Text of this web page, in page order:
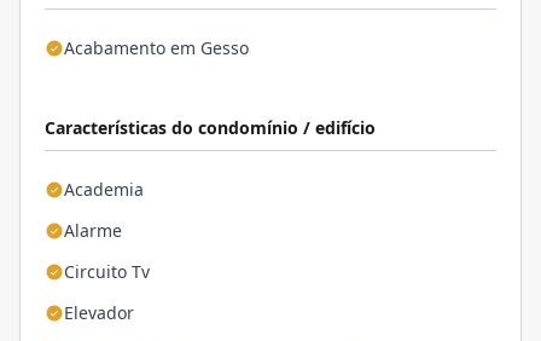
Acabamento em Gesso
Características do condomínio / edifício
Academia
Alarme
Circuito Tv
Elevador